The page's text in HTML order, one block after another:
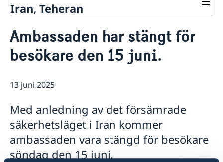
Iran, Teheran
Om oss
Ambassaden har stängt för
besökare den 15 juni.
13 juni 2025
Med anledning av det försämrade
säkerhetsläget i Iran kommer
ambassaden vara stängd för besökare
söndag den 15 juni.